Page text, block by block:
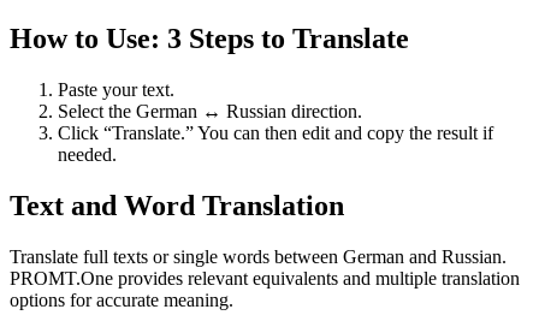
How to Use: 3 Steps to Translate
Paste your text.
Select the German ↔ Russian direction.
Click “Translate.” You can then edit and copy the result if
needed.
Text and Word Translation
Translate full texts or single words between German and Russian.
PROMT.One provides relevant equivalents and multiple translation
options for accurate meaning.